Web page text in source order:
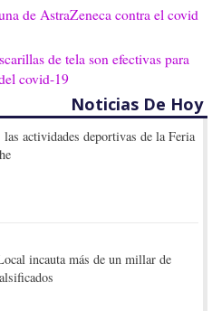
de AstraZeneca contra el covid
de tela son efectivas para
covid-19
Noticias De Hoy
las actividades deportivas de la Feria
incauta más de un millar de